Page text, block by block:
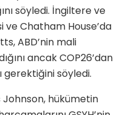
söyledi. İngiltere ve
ve Chatham House’da
ABD’nin mali
ancak COP26’dan
gerektiğini söyledi.
Johnson, hükümetin